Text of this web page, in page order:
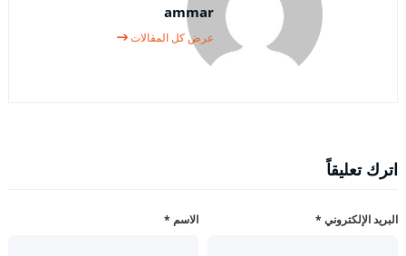
ammar
عرض كل المقالات
اترك تعليقاً
الاسم * البريد الإلكتروني *